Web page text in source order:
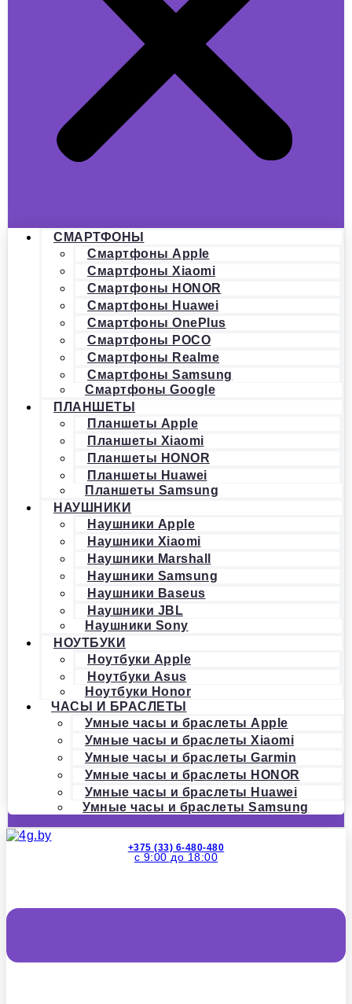
СМАРТФОНЫ
Смартфоны Apple
Смартфоны Xiaomi
Смартфоны HONOR
Смартфоны Huawei
Смартфоны OnePlus
Смартфоны POCO
Смартфоны Realme
Смартфоны Samsung
Смартфоны Google
ПЛАНШЕТЫ
Планшеты Apple
Планшеты Xiaomi
Планшеты HONOR
Планшеты Huawei
Планшеты Samsung
НАУШНИКИ
Наушники Apple
Наушники Xiaomi
Наушники Marshall
Наушники Samsung
Наушники Baseus
Наушники JBL
Наушники Sony
НОУТБУКИ
Ноутбуки Apple
Ноутбуки Asus
Ноутбуки Honor
ЧАСЫ И БРАСЛЕТЫ
Умные часы и браслеты Apple
Умные часы и браслеты Xiaomi
Умные часы и браслеты Garmin
Умные часы и браслеты HONOR
Умные часы и браслеты Huawei
Умные часы и браслеты Samsung
+375 (33) 6-480-480
с 9:00 до 18:00